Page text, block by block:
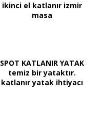
ikinci el katlanır izmir
masa
SPOT KATLANIR YATAK
temiz bir yataktır.
katlanır yatak ihtiyacı